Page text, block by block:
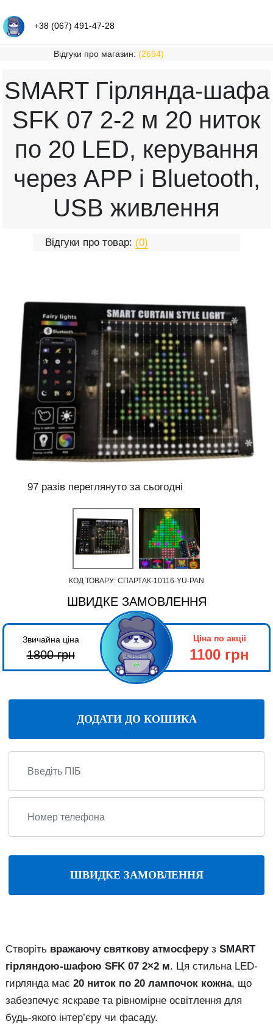
+38 (067) 491-47-28
Відгуки про магазин: (2694)
SMART Гірлянда-шафа
SFK 07 2-2 м 20 ниток
по 20 LED, керування
через APP і Bluetooth,
USB живлення
Відгуки про товар: (0)
97 разів переглянуто за сьогодні
КОД ТОВАРУ: СПАРТАК-10116-YU-PAN
ШВИДКЕ ЗАМОВЛЕННЯ
Звичайна ціна
1800грн
Ціна по акціі
1100 грн
ДОДАТИ ДО КОШИКА
ШВИДКЕ ЗАМОВЛЕННЯ
Створіть вражаючу святкову атмосферуз SMART
гірляндою-шафою SFK 07 2×2 м. Ця стильна LED-
гирлянда має 20 ниток по 20 лампочок кожна, що
забезпечує яскраве та рівномірне освітлення для
будь-якого інтер’єру чи фасаду.